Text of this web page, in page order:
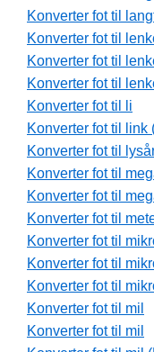
Konverter fot til
Konverter fot til
Konverter fot til
Konverter fot til
Konverter fot til li
Konverter fot til link
Konverter fot til
Konverter fot til
Konverter fot til
Konverter fot til
Konverter fot til
Konverter fot til
Konverter fot til
Konverter fot til mil
Konverter fot til mil